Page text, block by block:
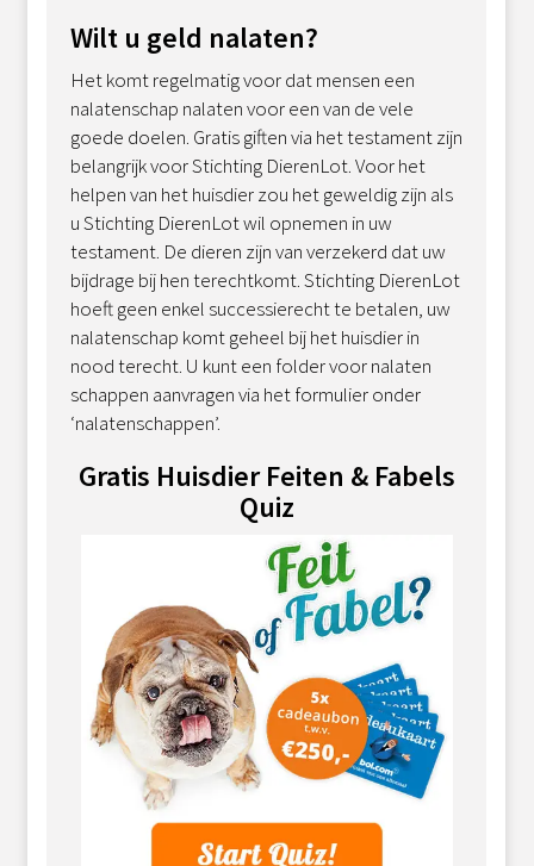
Wilt u geld nalaten?
Het komt regelmatig voor dat mensen een
nalatenschap nalaten voor een van de vele
goede doelen. Gratis giften via het testament zijn
belangrijk voor Stichting DierenLot. Voor het
helpen van het huisdier zou het geweldig zijn als
u Stichting DierenLot wil opnemen in uw
testament. De dieren zijn van verzekerd dat uw
bijdrage bij hen terechtkomt. Stichting DierenLot
hoeft geen enkel successierecht te betalen, uw
nalatenschap komt geheel bij het huisdier in
nood terecht. U kunt een folder voor nalaten
schappen aanvragen via het formulier onder
‘nalatenschappen’.
Gratis Huisdier Feiten & Fabels
Quiz